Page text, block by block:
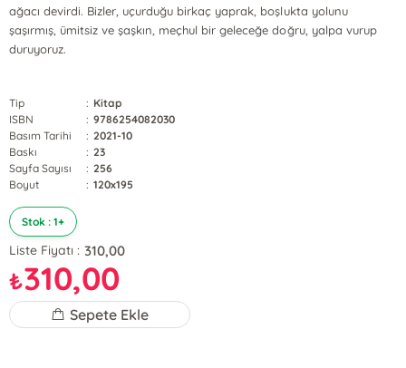
ağacı devirdi. Bizler, uçurduğu birkaç yaprak, boşlukta yolunu
şaşırmış, ümitsiz ve şaşkın, meçhul bir geleceğe doğru, yalpa vurup
duruyoruz.
Tip : Kitap
ISBN
: 9786254082030
Basım Tarihi
: 2021-10
Baskı
: 23
Sayfa Sayısı
: 256
Boyut
: 120x195
Stok : 1+
Liste Fiyatı : 310,00
₺310,00
Sepete Ekle